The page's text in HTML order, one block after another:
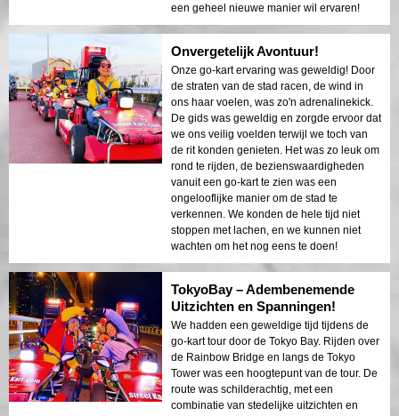
een geheel nieuwe manier wil ervaren!
Onvergetelijk Avontuur!
Onze go-kart ervaring was geweldig! Door
de straten van de stad racen, de wind in
ons haar voelen, was zo'n adrenalinekick.
De gids was geweldig en zorgde ervoor dat
we ons veilig voelden terwijl we toch van
de rit konden genieten. Het was zo leuk om
rond te rijden, de bezienswaardigheden
vanuit een go-kart te zien was een
ongelooflijke manier om de stad te
verkennen. We konden de hele tijd niet
stoppen met lachen, en we kunnen niet
wachten om het nog eens te doen!
TokyoBay – Adembenemende
Uitzichten en Spanningen!
We hadden een geweldige tijd tijdens de
go-kart tour door de Tokyo Bay. Rijden over
de Rainbow Bridge en langs de Tokyo
Tower was een hoogtepunt van de tour. De
route was schilderachtig, met een
combinatie van stedelijke uitzichten en